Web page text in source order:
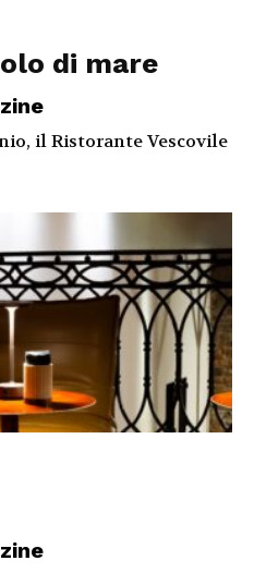
di mare
il Ristorante Vescovile